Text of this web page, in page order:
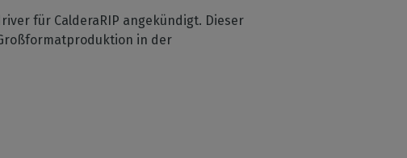
für CalderaRIP angekündigt. Dieser
in der